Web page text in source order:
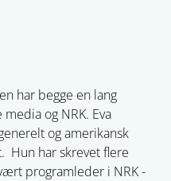
har begge en lang
og NRK. Eva
og amerikansk
Hun har skrevet flere
programleder i NRK -